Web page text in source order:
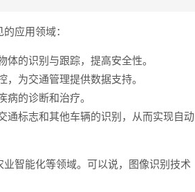
应用领域：
的识别与跟踪，提高安全性。
为交通管理提供数据支持。
的诊断和治疗。
通标志和其他车辆的识别，从而实现自动
智能化等领域。可以说，图像识别技术